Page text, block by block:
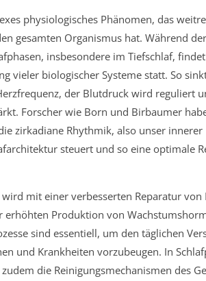
physiologisches Phänomen, das
gesamten Organismus hat. Während der
insbesondere im Tiefschlaf,
vieler biologischer Systeme statt. So
der Blutdruck wird reguliert
Forscher wie Born und Birbaumer
zirkadiane Rhythmik, also unser
steuert und so eine optimale
wird mit einer verbesserten Reparatur
erhöhten Produktion von
sind essentiell, um den täglichen
und Krankheiten vorzubeugen. In
die Reinigungsmechanismen des